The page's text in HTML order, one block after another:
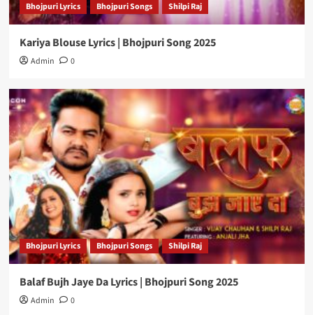
Bhojpuri Lyrics Bhojpuri Songs Shilpi Raj
Kariya Blouse Lyrics | Bhojpuri Song 2025
Admin 0
Bhojpuri Lyrics Bhojpuri Songs Shilpi Raj
Balaf Bujh Jaye Da Lyrics | Bhojpuri Song 2025
Admin 0